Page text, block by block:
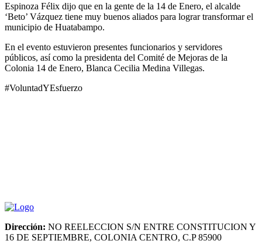
Espinoza Félix dijo que en la gente de la 14 de Enero, el alcalde
‘Beto’ Vázquez tiene muy buenos aliados para lograr transformar el
municipio de Huatabampo.
En el evento estuvieron presentes funcionarios y servidores
públicos, así como la presidenta del Comité de Mejoras de la
Colonia 14 de Enero, Blanca Cecilia Medina Villegas.
#VoluntadYEsfuerzo
Dirección: NO REELECCION S/N ENTRE CONSTITUCION Y
16 DE SEPTIEMBRE, COLONIA CENTRO, C.P 85900